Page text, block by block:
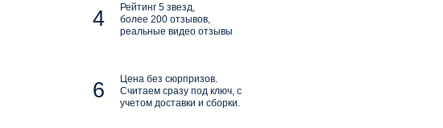
Рейтинг 5 звезд,
более 200 отзывов,
реальные видео отзывы
Цена без сюрпризов.
Считаем сразу под ключ, с
учетом доставки и сборки.